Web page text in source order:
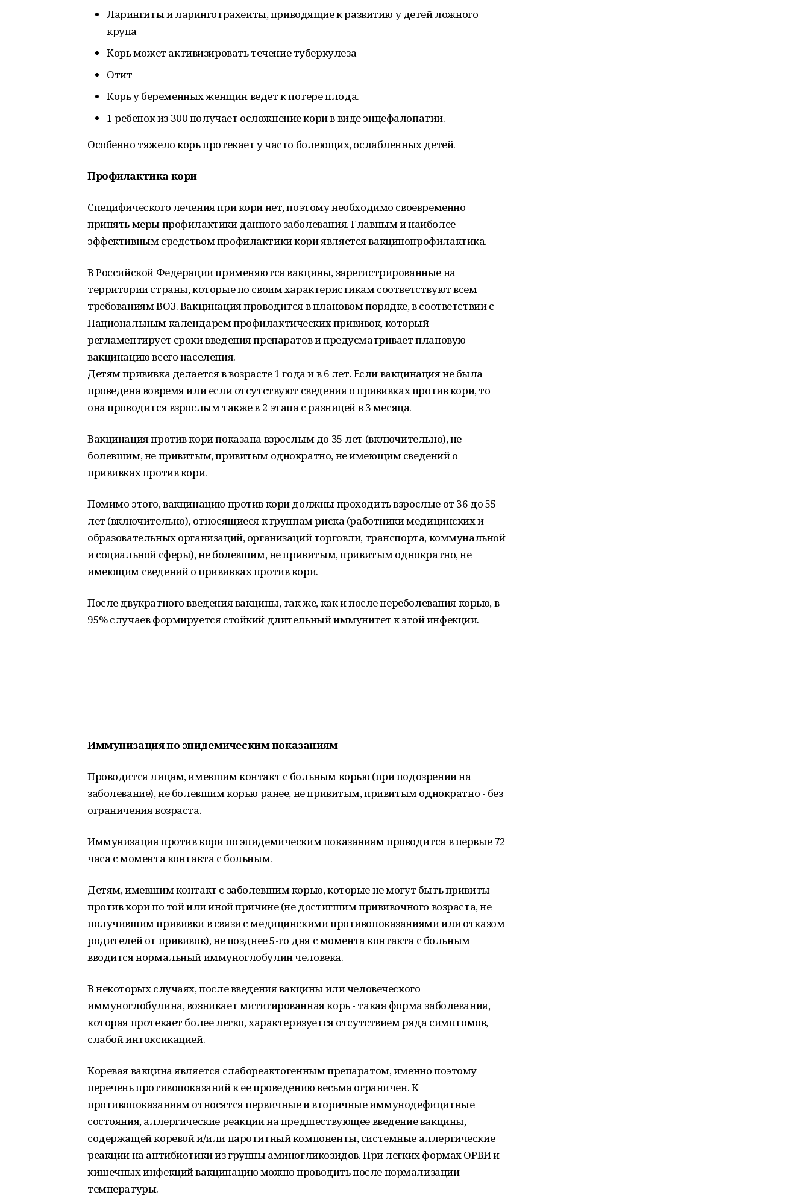
Ларингиты и ларинготрахеиты, приводящие к развитию у детей ложного
крупа
Корь может активизировать течение туберкулеза
Отит
Корь у беременных женщин ведет к потере плода.
1 ребенок из 300 получает осложнение кори в виде энцефалопатии.
Особенно тяжело корь протекает у часто болеющих, ослабленных детей.
Профилактика кори
Специфического лечения при кори нет, поэтому необходимо своевременно
принять меры профилактики данного заболевания. Главным и наиболее
эффективным средством профилактики кори является вакцинопрофилактика.
В Российской Федерации применяются вакцины, зарегистрированные на
территории страны, которые по своим характеристикам соответствуют всем
требованиям ВОЗ. Вакцинация проводится в плановом порядке, в соответствии с
Национальным календарем профилактических прививок, который
регламентирует сроки введения препаратов и предусматривает плановую
вакцинацию всего населения.
Детям прививка делается в возрасте 1 года и в 6 лет. Если вакцинация не была
проведена вовремя или если отсутствуют сведения о прививках против кори, то
она проводится взрослым также в 2 этапа с разницей в 3 месяца.
Вакцинация против кори показана взрослым до 35 лет (включительно), не
болевшим, не привитым, привитым однократно, не имеющим сведений о
прививках против кори.
Помимо этого, вакцинацию против кори должны проходить взрослые от 36 до 55
лет (включительно), относящиеся к группам риска (работники медицинских и
образовательных организаций, организаций торговли, транспорта, коммунальной
и социальной сферы), не болевшим, не привитым, привитым однократно, не
имеющим сведений о прививках против кори.
После двукратного введения вакцины, так же, как и после переболевания корью, в
95% случаев формируется стойкий длительный иммунитет к этой инфекции.
Иммунизация по эпидемическим показаниям
Проводится лицам, имевшим контакт с больным корью (при подозрении на
заболевание), не болевшим корью ранее, не привитым, привитым однократно - без
ограничения возраста.
Иммунизация против кори по эпидемическим показаниям проводится в первые 72
часа с момента контакта с больным.
Детям, имевшим контакт с заболевшим корью, которые не могут быть привиты
против кори по той или иной причине (не достигшим прививочного возраста, не
получившим прививки в связи с медицинскими противопоказаниями или отказом
родителей от прививок), не позднее 5-го дня с момента контакта с больным
вводится нормальный иммуноглобулин человека.
В некоторых случаях, после введения вакцины или человеческого
иммуноглобулина, возникает митигированная корь - такая форма заболевания,
которая протекает более легко, характеризуется отсутствием ряда симптомов,
слабой интоксикацией.
Коревая вакцина является слабореактогенным препаратом, именно поэтому
перечень противопоказаний к ее проведению весьма ограничен. К
противопоказаниям относятся первичные и вторичные иммунодефицитные
состояния, аллергические реакции на предшествующее введение вакцины,
содержащей коревой и/или паротитный компоненты, системные аллергические
реакции на антибиотики из группы аминогликозидов. При легких формах ОРВИ и
кишечных инфекций вакцинацию можно проводить после нормализации
температуры.